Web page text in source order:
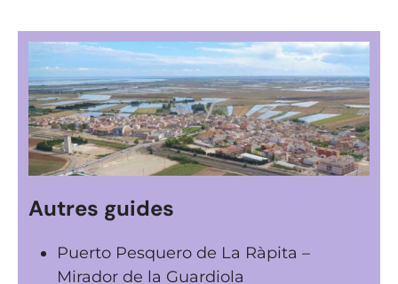
Autres guides
Puerto Pesquero de La Ràpita –
Mirador de la Guardiola